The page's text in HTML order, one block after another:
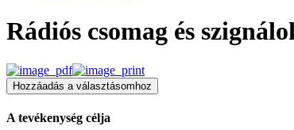
Rádiós csomag és
Hozzáadás a választásomhoz
A tevékenység célja